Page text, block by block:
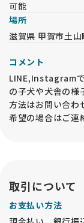
可能
場所
滋賀県 甲賀市土山
コメント
LINE,Instagram
の子犬や犬舎の様
方法はお問い合わ
希望の場合はご連
取引について
お支払い方法